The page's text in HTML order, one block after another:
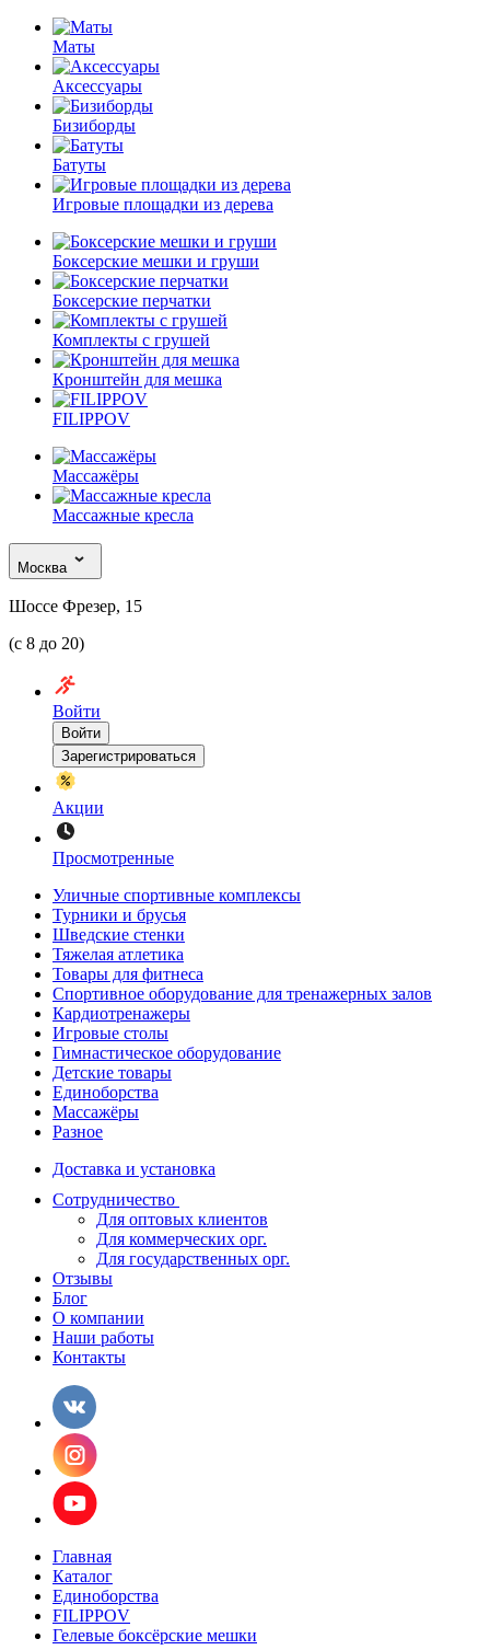
Маты
Аксессуары
Бизиборды
Батуты
Игровые площадки из дерева
Боксерские мешки и груши
Боксерские перчатки
Комплекты с грушей
Кронштейн для мешка
FILIPPOV
Массажёры
Массажные кресла
Москва
Шоссе Фрезер, 15
(с 8 до 20)
Войти
Войти
Зарегистрироваться
Акции
Просмотренные
Уличные спортивные комплексы
Турники и брусья
Шведские стенки
Тяжелая атлетика
Товары для фитнеса
Спортивное оборудование для тренажерных залов
Кардиотренажеры
Игровые столы
Гимнастическое оборудование
Детские товары
Единоборства
Массажёры
Разное
Доставка и установка
Сотрудничество
Для оптовых клиентов
Для коммерческих орг.
Для государственных орг.
Отзывы
Блог
О компании
Наши работы
Контакты
Главная
Каталог
Единоборства
FILIPPOV
Гелевые боксёрские мешки